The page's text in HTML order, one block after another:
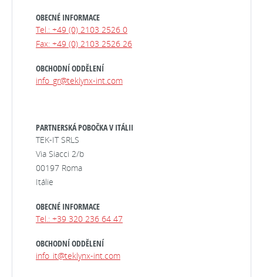
OBECNÉ INFORMACE
Tel.: +49 (0) 2103 2526 0
Fax: +49 (0) 2103 2526 26
OBCHODNÍ ODDĚLENÍ
info_gr@teklynx-int.com
PARTNERSKÁ POBOČKA V ITÁLII
TEK-IT SRLS
Via Siacci 2/b
00197 Roma
Itálie
OBECNÉ INFORMACE
Tel.: +39 320 236 64 47
OBCHODNÍ ODDĚLENÍ
info_it@teklynx-int.com